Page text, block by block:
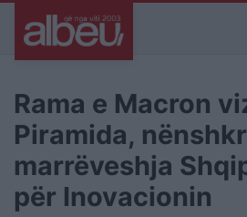
Rama e Macron
Piramida,
marrëveshja
për Inovacionin